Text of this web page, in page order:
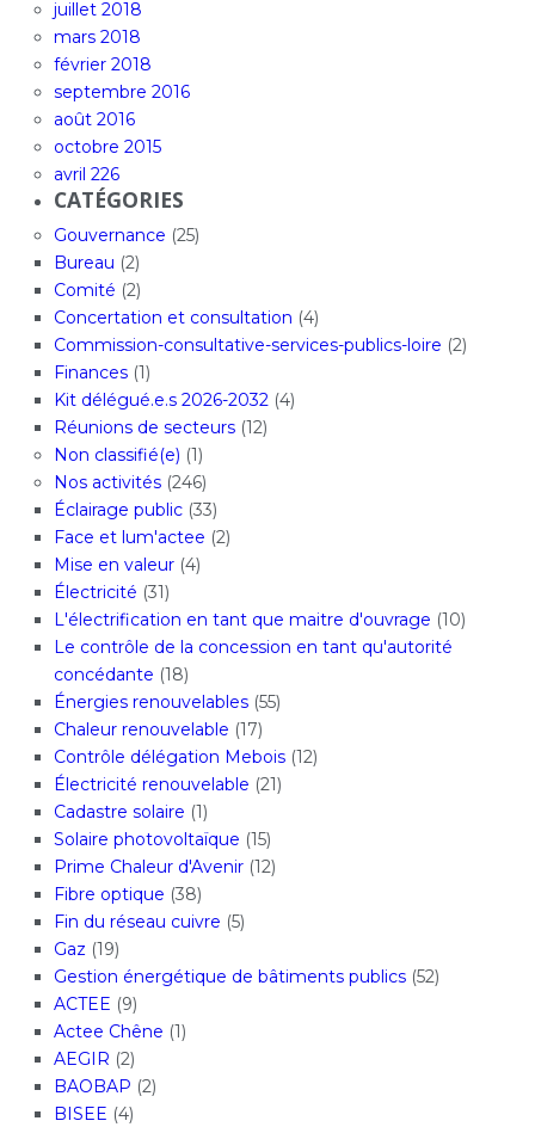
juillet 2018
mars 2018
février 2018
septembre 2016
août 2016
octobre 2015
avril 226
CATÉGORIES
Gouvernance (25)
Bureau (2)
Comité (2)
Concertation et consultation (4)
Commission-consultative-services-publics-loire (2)
Finances(1)
Kit délégué.e.s 2026-2032(4)
Réunions de secteurs(12)
Non classifié(e) (1)
Nos activités(246)
Éclairage public(33)
Face et lum'actee (2)
Mise en valeur(4)
Électricité (31)
L'électrification en tant que maitre d'ouvrage (10)
Le contrôle de la concession en tant qu'autorité
concédante (18)
Énergies renouvelables(55)
Chaleur renouvelable (17)
Contrôle délégation Mebois(12)
Électricité renouvelable (21)
Cadastre solaire (1)
Solaire photovoltaïque (15)
Prime Chaleur d'Avenir(12)
Fibre optique (38)
Fin du réseau cuivre (5)
Gaz (19)
Gestion énergétique de bâtiments publics(52)
ACTEE (9)
Actee Chêne (1)
AEGIR (2)
BAOBAP (2)
BISEE (4)